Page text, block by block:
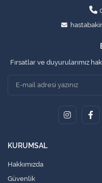
Fırsatlar ve duyurularımız
KURUMSAL
Hakkımızda
Güvenlik